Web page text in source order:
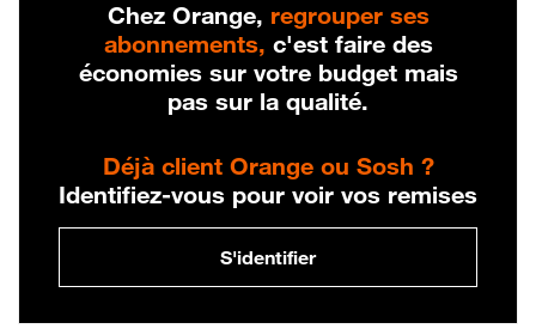
Chez Orange, regrouper ses
abonnements, c'est faire des
économies sur votre budget mais
pas sur la qualité.
Déjà client Orange ou Sosh ?
Identifiez-vous pour voir vos remises
S'identifier